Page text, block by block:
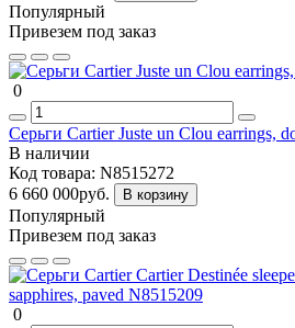
Популярный
Привезем под заказ
0
Серьги Cartier Juste un Clou earrings,
В наличии
Код товара: N8515272
6 660 000руб.
В корзину
Популярный
Привезем под заказ
0